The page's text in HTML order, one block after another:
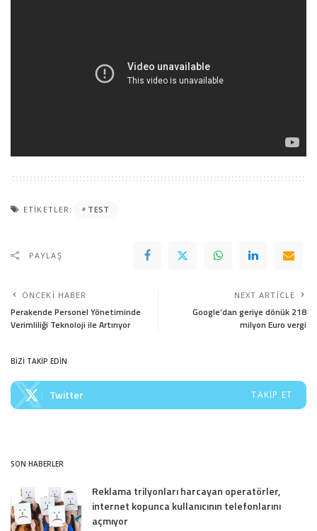
ETIKETLER: TEST
PAYLAŞ
ÖNCEKI HABER
Perakende Personel Yönetiminde
Verimliliği Teknoloji ile Artırıyor
NEXT ARTICLE
Google’dan geriye dönük 218
milyon Euro vergi
BİZİ TAKİP EDİN
Twitter TAKIP ET
SON HABERLER
Reklama trilyonları harcayan operatörler,
internet kopunca kullanıcının telefonlarını
açmıyor